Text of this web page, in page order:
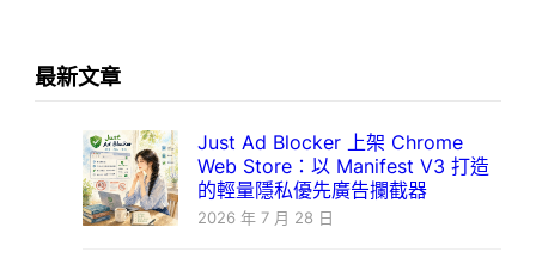
最新文章
Just Ad Blocker 上架 Chrome
Web Store：以 Manifest V3 打造
的輕量隱私優先廣告攔截器
2026 年 7 月 28 日